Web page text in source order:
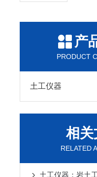
产
PRODUCT
土工仪器
相关
RELATED
土工仪器：岩土